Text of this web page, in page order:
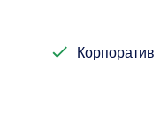
Корпоратив